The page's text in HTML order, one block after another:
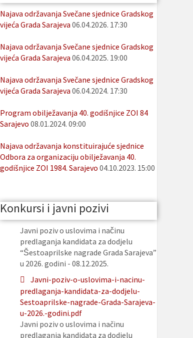
Najava održavanja Svečane sjednice Gradskog
vijeća Grada Sarajeva 06.04.2026. 17:30
Najava održavanja Svečane sjednice Gradskog
vijeća Grada Sarajeva 06.04.2025. 19:00
Najava održavanja Svečane sjednice Gradskog
vijeća Grada Sarajeva 06.04.2024. 17:30
Program obilježavanja 40. godišnjice ZOI 84
Sarajevo 08.01.2024. 09:00
Najava održavanja konstituirajuće sjednice
Odbora za organizaciju obilježavanja 40.
godišnjice ZOI 1984. Sarajevo 04.10.2023. 15:00
Konkursi i javni pozivi
Javni poziv o uslovima i načinu
predlaganja kandidata za dodjelu
“Šestoaprilske nagrade Grada Sarajeva”
u 2026. godini - 08.12.2025.
Javni-poziv-o-uslovima-i-nacinu-
predlaganja-kandidata-za-dodjelu-
Sestoaprilske-nagrade-Grada-Sarajeva-
u-2026.-godini.pdf
Javni poziv o uslovima i načinu
predlaganja kandidata za dodjelu